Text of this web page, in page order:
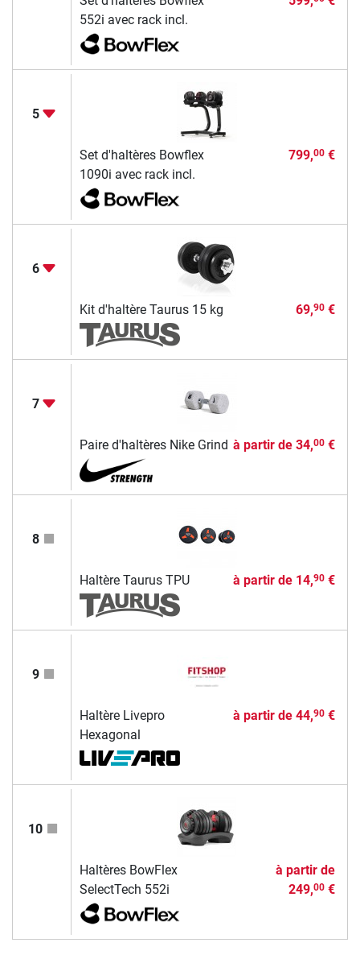
552i avec rack incl.
5
Set d'haltères Bowflex
1090i avec rack incl.
799,00€
6
Kit d'haltère Taurus 15 kg 69,90€
7
Paire d'haltères Nike Grind à partir de 34,00€
8
Haltère Taurus TPU à partir de 14,90€
9
Haltère Livepro
Hexagonal
à partir de 44,90€
10
Haltères BowFlex
SelectTech 552i
à partir de
249,00€